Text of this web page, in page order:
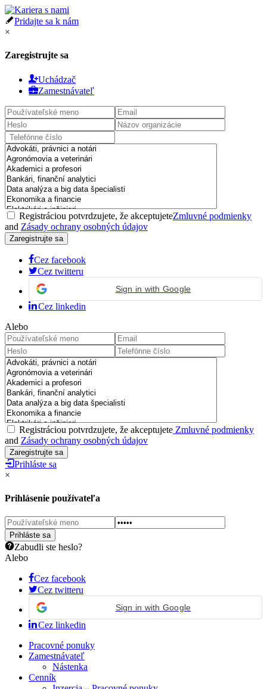
Pridajte sa k nám
×
Zaregistrujte sa
Uchádzač
Zamestnávateľ
Registráciou potvrdzujete, že akceptujeteZmluvné podmienky
and Zásady ochrany osobných údajov
Cez facebook
Cez twitteru
Sign in with Google
Cez linkedin
Alebo
Registráciou potvrdzujete, že akceptujete Zmluvné podmienky
and Zásady ochrany osobných údajov
Prihláste sa
×
Prihlásenie používateľa
Zabudli ste heslo?
Alebo
Cez facebook
Cez twitteru
Sign in with Google
Cez linkedin
Pracovné ponuky
Zamestnávateľ
Nástenka
Cenník